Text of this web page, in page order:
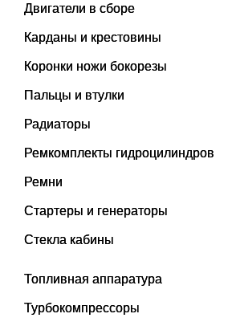
Двигатели в сборе
Карданы и крестовины
Коронки ножи бокорезы
Пальцы и втулки
Радиаторы
Ремкомплекты гидроцилиндров
Ремни
Стартеры и генераторы
Стекла кабины
Топливная аппаратура
Турбокомпрессоры